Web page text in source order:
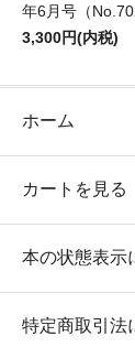
年6月号（
3,300円(内税)
ホーム
カートを見る
本の状態表示
特定商取引法